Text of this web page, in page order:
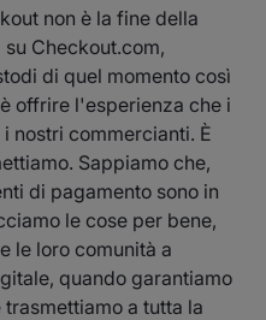
non è la fine della
Checkout.com,
di quel momento così
offrire l'esperienza che i
nostri commercianti. È
Sappiamo che,
di pagamento sono in
le cose per bene,
le loro comunità a
quando garantiamo
a tutta la